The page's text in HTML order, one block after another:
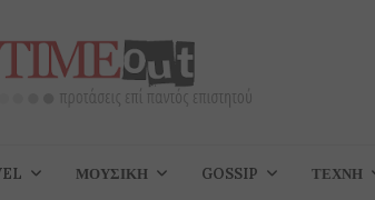
ΜΟΥΣΙΚΉ GOSSIP ΤΈΧΝΗ